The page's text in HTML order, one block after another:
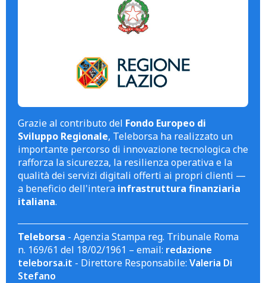
Grazie al contributo del Fondo Europeo di
Sviluppo Regionale, Teleborsa ha realizzato un
importante percorso di innovazione tecnologica che
rafforza la sicurezza, la resilienza operativa e la
qualità dei servizi digitali offerti ai propri clienti —
a beneficio dell'intera infrastruttura finanziaria
italiana.
Teleborsa - Agenzia Stampa reg. Tribunale Roma
n. 169/61 del 18/02/1961 – email: redazione
teleborsa.it - Direttore Responsabile: Valeria Di
Stefano